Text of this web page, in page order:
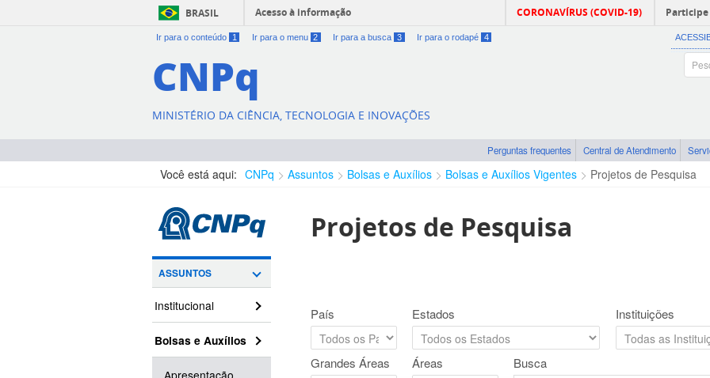
BRASIL Acesso à informação CORONAVÍRUS (COVID-19) Participe
Ir para o conteúdo 1 Ir para o menu 2 Ir para a busca 3 Ir para o rodapé 4
CNPq
MINISTÉRIO DA CIÊNCIA, TECNOLOGIA E INOVAÇÕES
Perguntas frequentes Central de Atendimento
Você está aqui: CNPq Assuntos Bolsas e Auxílios Bolsas e Auxílios Vigentes Projetos de Pesquisa
ASSUNTOS
Institucional
Bolsas e Auxílios
Projetos de Pesquisa
País Estados Instituições
Grandes Áreas Áreas Busca